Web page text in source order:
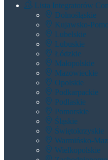
Lista Integratorów
Dolnośląskie
Kujawsko-
Lubelskie
Lubuskie
Łódzkie
Małopolskie
Mazowieckie
Opolskie
Podkarpackie
Podlaskie
Pomorskie
Śląskie
Świętokrzyskie
Warmińsko-
Wielkopolskie